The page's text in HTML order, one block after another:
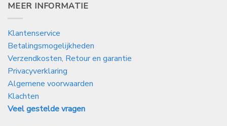
MEER INFORMATIE
Klantenservice
Betalingsmogelijkheden
Verzendkosten, Retour en garantie
Privacyverklaring
Algemene voorwaarden
Klachten
Veel gestelde vragen